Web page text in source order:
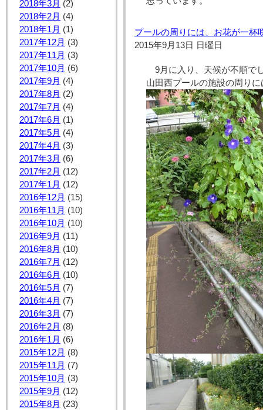
2018年3月 (2)
2018年2月 (4)
2018年1月 (1)
2017年12月 (3)
2017年11月 (3)
2017年10月 (6)
2017年9月 (4)
2017年8月 (2)
2017年7月 (4)
2017年6月 (1)
2017年5月 (4)
2017年4月 (3)
2017年3月 (6)
2017年2月 (12)
2017年1月 (12)
2016年12月 (15)
2016年11月 (10)
2016年10月 (10)
2016年9月 (11)
2016年8月 (10)
2016年7月 (12)
2016年6月 (10)
2016年5月 (7)
2016年4月 (7)
2016年3月 (7)
2016年2月 (8)
2016年1月 (6)
2015年12月 (8)
2015年11月 (7)
2015年10月 (3)
2015年9月 (12)
2015年8月 (23)
プールの周りには、お花が一杯
2015年9月13日 日曜日
9月に入り、天候が不順で
山田西プールの施設の周り